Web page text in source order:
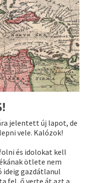
jelentett új lapot, de
vele. Kalózok!
és idolokat kell
ötlete nem
ideig gazdátlanul
fel, ő verte át azt a